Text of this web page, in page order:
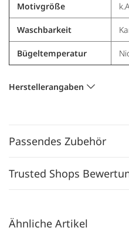
Motivgröße
Waschbarkeit
Bügeltemperatur
Herstellerangaben
Passendes Zubehör
Trusted Shops
Ähnliche Artikel